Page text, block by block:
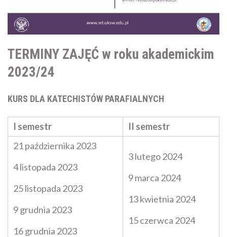
TERMINY ZAJĘĆ w roku akademickim
2023/24
KURS DLA KATECHISTÓW PARAFIALNYCH
I semestr
II semestr
21 października 2023
4 listopada 2023
25 listopada 2023
9 grudnia 2023
16 grudnia 2023
3 lutego 2024
9 marca 2024
13 kwietnia 2024
15 czerwca 2024